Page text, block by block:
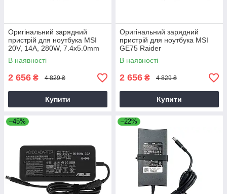
Оригінальний зарядний
пристрій для ноутбука MSI
20V, 14A, 280W, 7.4x5.0mm
В наявності
2 656 ₴ 4 829 ₴
Купити
Оригінальний зарядний
пристрій для ноутбука MSI
GE75 Raider
В наявності
2 656 ₴ 4 829 ₴
Купити
–45% –22%